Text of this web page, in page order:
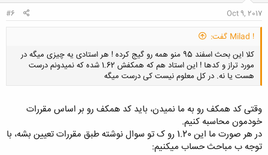
Oct 9, 2017
#6
! Milad گفت:
کلا این بحث اسفند 95 منو همه رو گیج کرده ! هر استادی یه چیزی میگه در
مورد تراز و کدها ! این استاد هم که همکفش 1.62 شده که نمیدونم درست
هست یا نه. در کل معلوم نیست کی درست میگه
کلیک کنید تا باز شود...
وقتی کد همکف رو به ما نمیدن، باید کد همکف رو بر اساس مقررات
خودمون محاسبه کنیم.
در هر صورت ما این 1.20 رو ک تو سوال نوشته طبق مقررات تعیین بشه، با
توجه ب مباحث حساب میکنیم: